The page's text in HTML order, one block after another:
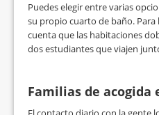
Puedes elegir entre varias
su propio cuarto de baño.
cuenta que las habitaciones
dos estudiantes que viajen
Familias de acogida